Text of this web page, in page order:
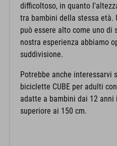
difficoltoso, in quanto
tra bambini della stessa età.
può essere alto come uno di
nostra esperienza abbiamo
suddivisione.
Potrebbe anche interessarvi
biciclette CUBE per adulti
adatte a bambini dai 12 anni
superiore ai 150 cm.